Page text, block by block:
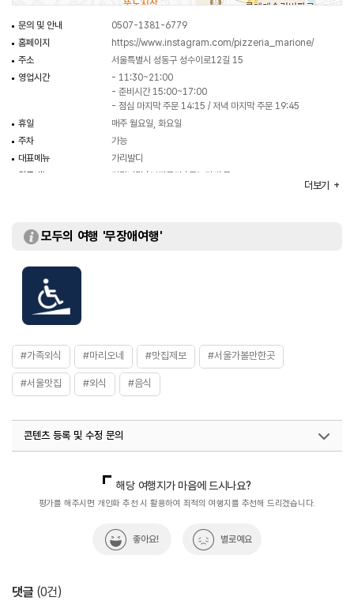
문의 및 안내
0507-1381-6779
홈페이지
https://www.instagram.com/pizzeria_marione/
주소
서울특별시 성동구 성수이로12길 15
영업시간
- 11:30~21:00
- 준비시간 15:00~17:00
- 점심 마지막 주문 14:15 / 저녁 마지막 주문 19:45
휴일
매주 월요일, 화요일
주차
가능
대표메뉴
가리발디
취급메뉴
마리나라 / 보띠르가 / 톤노마레 등
더보기
모두의 여행 '무장애여행'
#가족외식 #마리오네 #맛집제보 #서울가볼만한곳
#서울맛집 #외식 #음식
콘텐츠 등록 및 수정 문의
열린관광콘텐츠팀(열린관광-모두의여행)
033-738-3425
해당 여행지가 마음에 드시나요?
평가를 해주시면 개인화 추천 시 활용하여 최적의 여행지를 추천해 드리겠습니다.
좋아요! 별로예요
댓글 (0건)